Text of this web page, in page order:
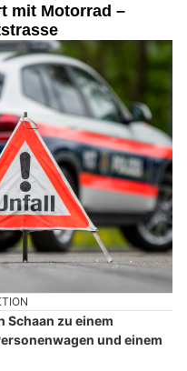
mit Motorrad –
zu einem
und einem